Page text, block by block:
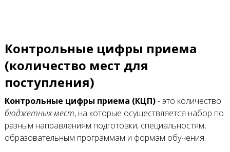
Контрольные цифры приема
(количество мест для
поступления)
Контрольные цифры приема (КЦП)- это количество
бюджетных мест, на которые осуществляется набор по
разным направлениям подготовки, специальностям,
образовательным программам и формам обучения.